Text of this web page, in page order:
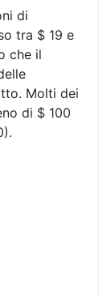
di
tra $ 19 e
che il
Molti dei
di $ 100